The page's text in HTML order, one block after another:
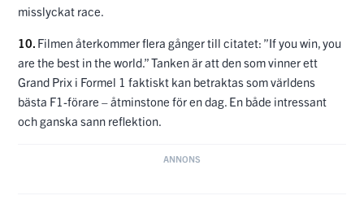
misslyckat race.
10. Filmen återkommer flera gånger till citatet: ”If you win, you
are the best in the world.” Tanken är att den som vinner ett
Grand Prix i Formel 1 faktiskt kan betraktas som världens
bästa F1-förare – åtminstone för en dag. En både intressant
och ganska sann reflektion.